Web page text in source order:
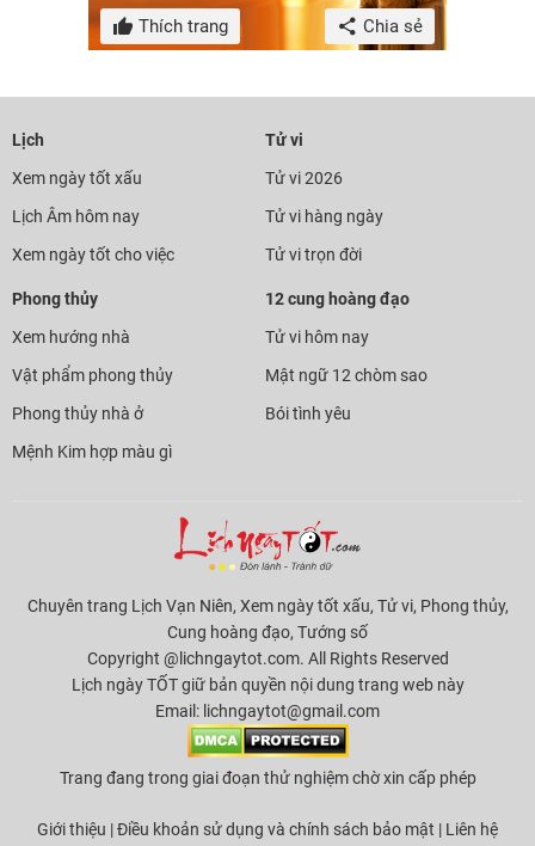
Thích trang Chia sẻ
Lịch
Xem ngày tốt xấu
Lịch Âm hôm nay
Xem ngày tốt cho việc
Tử vi
Tử vi 2026
Tử vi hàng ngày
Tử vi trọn đời
Phong thủy
Xem hướng nhà
Vật phẩm phong thủy
Phong thủy nhà ở
Mệnh Kim hợp màu gì
12 cung hoàng đạo
Tử vi hôm nay
Mật ngữ 12 chòm sao
Bói tình yêu
Chuyên trang Lịch Vạn Niên, Xem ngày tốt xấu, Tử vi, Phong thủy,
Cung hoàng đạo, Tướng số
Copyright @lichngaytot.com. All Rights Reserved
Lịch ngày TỐT giữ bản quyền nội dung trang web này
Email: lichngaytot@gmail.com
Trang đang trong giai đoạn thử nghiệm chờ xin cấp phép
Giới thiệu |Điều khoản sử dụng và chính sách bảo mật | Liên hệ